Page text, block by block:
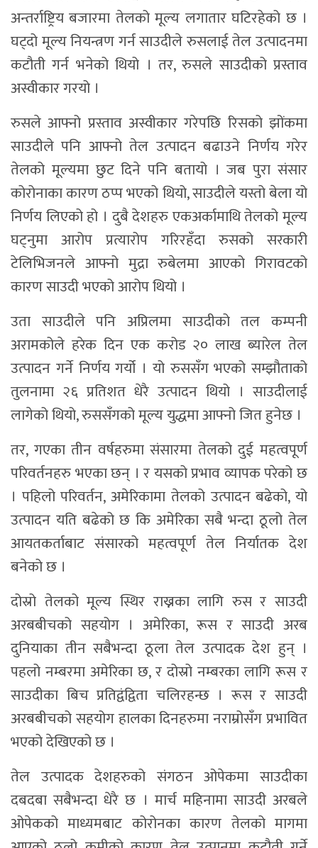
अन्तर्राष्ट्रिय बजारमा तेलको मूल्य लगातार घटिरहेको छ ।
घट्दो मूल्य नियन्त्रण गर्न साउदीले रुसलाई तेल उत्पादनमा
कटौती गर्न भनेको थियो । तर, रुसले साउदीको प्रस्ताव
अस्वीकार गरयो ।
रुसले आफ्नो प्रस्ताव अस्वीकार गरेपछि रिसको झोंकमा
साउदीले पनि आफ्नो तेल उत्पादन बढाउने निर्णय गरेर
तेलको मूल्यमा छुट दिने पनि बतायो । जब पुरा संसार
कोरोनाका कारण ठप्प भएको थियो, साउदीले यस्तो बेला यो
निर्णय लिएको हो । दुबै देशहरु एकअर्कामाथि तेलको मूल्य
घट्नुमा आरोप प्रत्यारोप गरिरहँदा रुसको सरकारी
टेलिभिजनले आफ्नो मुद्रा रुबेलमा आएको गिरावटको
कारण साउदी भएको आरोप थियो ।
उता साउदीले पनि अप्रिलमा साउदीको तल कम्पनी
अरामकोले हरेक दिन एक करोड २० लाख ब्यारेल तेल
उत्पादन गर्ने निर्णय गर्यो । यो रुससँग भएको सम्झौताको
तुलनामा २६ प्रतिशत धेरै उत्पादन थियो । साउदीलाई
लागेको थियो, रुससँगको मूल्य युद्धमा आफ्नो जित हुनेछ ।
तर, गएका तीन वर्षहरुमा संसारमा तेलको दुई महत्वपूर्ण
परिवर्तनहरु भएका छन् । र यसको प्रभाव व्यापक परेको छ
। पहिलो परिवर्तन, अमेरिकामा तेलको उत्पादन बढेको, यो
उत्पादन यति बढेको छ कि अमेरिका सबै भन्दा ठूलो तेल
आयतकर्ताबाट संसारको महत्वपूर्ण तेल निर्यातक देश
बनेको छ ।
दोस्रो तेलको मूल्य स्थिर राख्नका लागि रुस र साउदी
अरबबीचको सहयोग । अमेरिका, रूस र साउदी अरब
दुनियाका तीन सबैभन्दा ठूला तेल उत्पादक देश हुन् ।
पहलो नम्बरमा अमेरिका छ, र दोस्रो नम्बरका लागि रूस र
साउदीका बिच प्रतिद्वंद्विता चलिरहन्छ । रूस र साउदी
अरबबीचको सहयोग हालका दिनहरुमा नराम्रोसँग प्रभावित
भएको देखिएको छ ।
तेल उत्पादक देशहरुको संगठन ओपेकमा साउदीका
दबदबा सबैभन्दा धेरै छ । मार्च महिनामा साउदी अरबले
ओपेकको माध्यमबाट कोरोनका कारण तेलको मागमा